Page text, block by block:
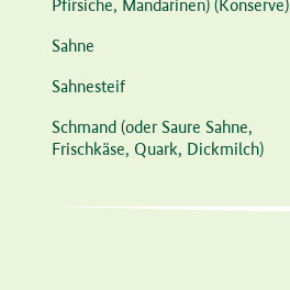
Pfirsiche, Mandarinen) (Konserve)
Sahne
Sahnesteif
Schmand (oder Saure Sahne,
Frischkäse, Quark, Dickmilch)